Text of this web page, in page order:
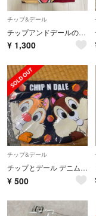
チップ&デール
チップアンドデールのトレーナー
¥ 1,300
チップ&デール
チップとデール デニムポーチ
¥ 500